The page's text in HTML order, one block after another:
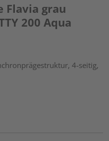
Flavia grau
200 Aqua
4-seitig,